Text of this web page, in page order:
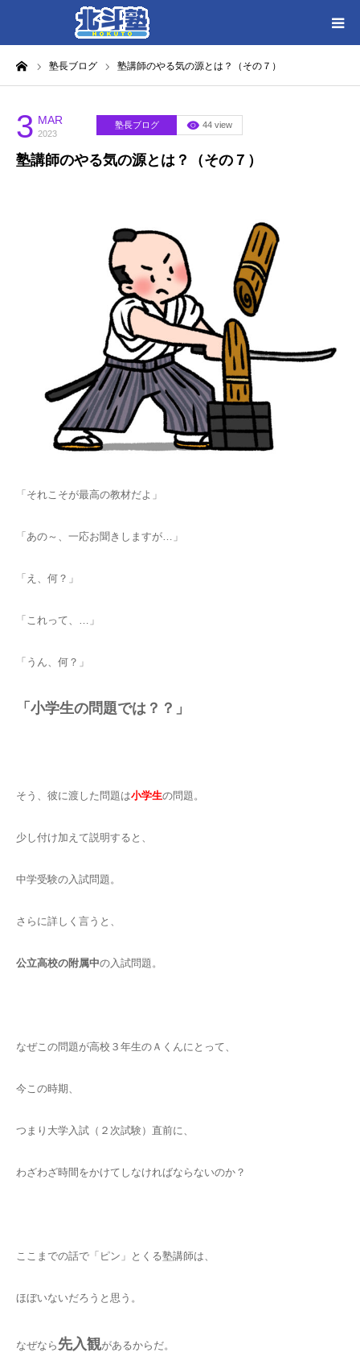
塾長ブログ 塾講師のやる気の源とは？（その７）
3 MAR
2023
塾長ブログ 44 view
塾講師のやる気の源とは？（その７）
「それこそが最高の教材だよ」
「あの～、一応お聞きしますが…」
「え、何？」
「これって、…」
「うん、何？」
「小学生の問題では？？」
そう、彼に渡した問題は小学生の問題。
少し付け加えて説明すると、
中学受験の入試問題。
さらに詳しく言うと、
公立高校の附属中の入試問題。
なぜこの問題が高校３年生のＡくんにとって、
今この時期、
つまり大学入試（２次試験）直前に、
わざわざ時間をかけてしなければならないのか？
ここまでの話で「ピン」とくる塾講師は、
ほぼいないだろうと思う。
なぜなら 先入観があるからだ。
HOME
各教室別に記事を見る
北斗塾／教室一覧